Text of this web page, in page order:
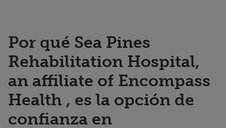
Por qué Sea Pines
Rehabilitation Hospital,
an affiliate of Encompass
Health , es la opción de
confianza en